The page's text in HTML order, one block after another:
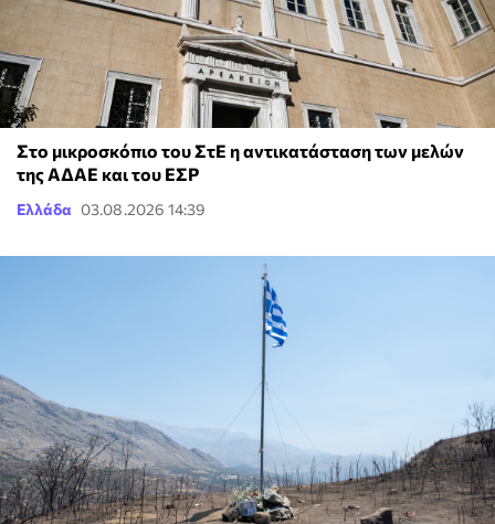
Στο μικροσκόπιο του ΣτΕ η αντικατάσταση των μελών
της ΑΔΑΕ και του ΕΣΡ
Ελλάδα 03.08.2026 14:39